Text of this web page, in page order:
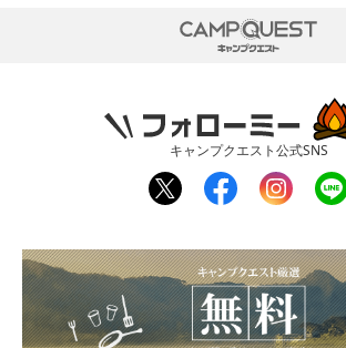
CAMP QUEST
フォローミー
キャンプクエスト公式SNS
twit
ter
fac
ebo
inst
agr
line